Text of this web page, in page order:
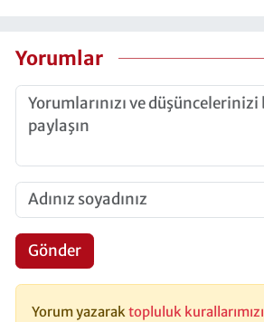
Yorumlar
Gönder
Yorum yazaraktopluluk kurallarımızı